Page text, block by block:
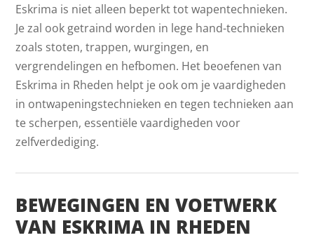
Eskrima is niet alleen beperkt tot wapentechnieken.
Je zal ook getraind worden in lege hand-technieken
zoals stoten, trappen, wurgingen, en
vergrendelingen en hefbomen. Het beoefenen van
Eskrima in Rheden helpt je ook om je vaardigheden
in ontwapeningstechnieken en tegen technieken aan
te scherpen, essentiële vaardigheden voor
zelfverdediging.
BEWEGINGEN EN VOETWERK
VAN ESKRIMA IN RHEDEN